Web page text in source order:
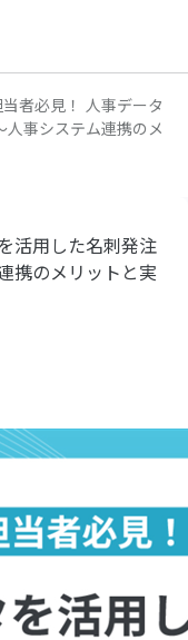
者必見！ 人事データ
人事システム連携のメ
活用した名刺発注
携のメリットと実